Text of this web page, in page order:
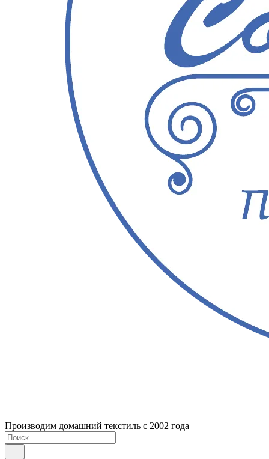
Производим домашний текстиль с 2002 года